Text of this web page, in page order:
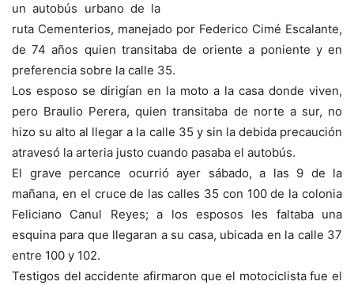
un autobús urbano de la
ruta Cementerios, manejado por Federico Cimé Escalante,
de 74 años quien transitaba de oriente a poniente y en
preferencia sobre la calle 35.
Los esposo se dirigían en la moto a la casa donde viven,
pero Braulio Perera, quien transitaba de norte a sur, no
hizo su alto al llegar a la calle 35 y sin la debida precaución
atravesó la arteria justo cuando pasaba el autobús.
El grave percance ocurrió ayer sábado, a las 9 de la
mañana, en el cruce de las calles 35 con 100 de la colonia
Feliciano Canul Reyes; a los esposos les faltaba una
esquina para que llegaran a su casa, ubicada en la calle 37
entre 100 y 102.
Testigos del accidente afirmaron que el motociclista fue el